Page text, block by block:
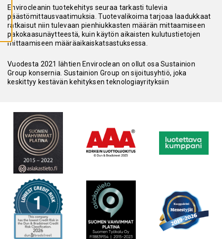
E
E
T
Envirocleanin tuotekehitys seuraa tarkasti tulevia
päästömittausvaatimuksia. Tuotevalikoima tarjoaa laadukkaat
ratkaisut niin tulevaan pienhiukkasten määrän mittaamiseen
pakokaasunäytteestä, kuin käytön aikaisten kulutustietojen
mittaamiseen määräaikaiskatsastuksessa.
Vuodesta 2021 lähtien Enviroclean on ollut osa Sustainion
Group konsernia. Sustainion Group on sijoitusyhtiö, joka
keskittyy kestävän kehityksen teknologiayrityksiin